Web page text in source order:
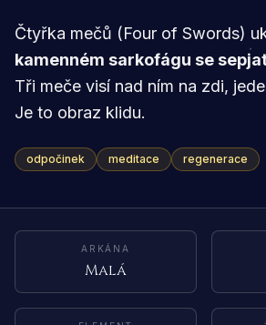
Čtyřka mečů (Four of Swords)
kamenném sarkofágu se
Tři meče visí nad ním na zdi,
Je to obraz klidu.
odpočinek meditace regenerace
ARKÁNA
Malá